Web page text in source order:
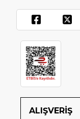
ALIŞVERİŞ